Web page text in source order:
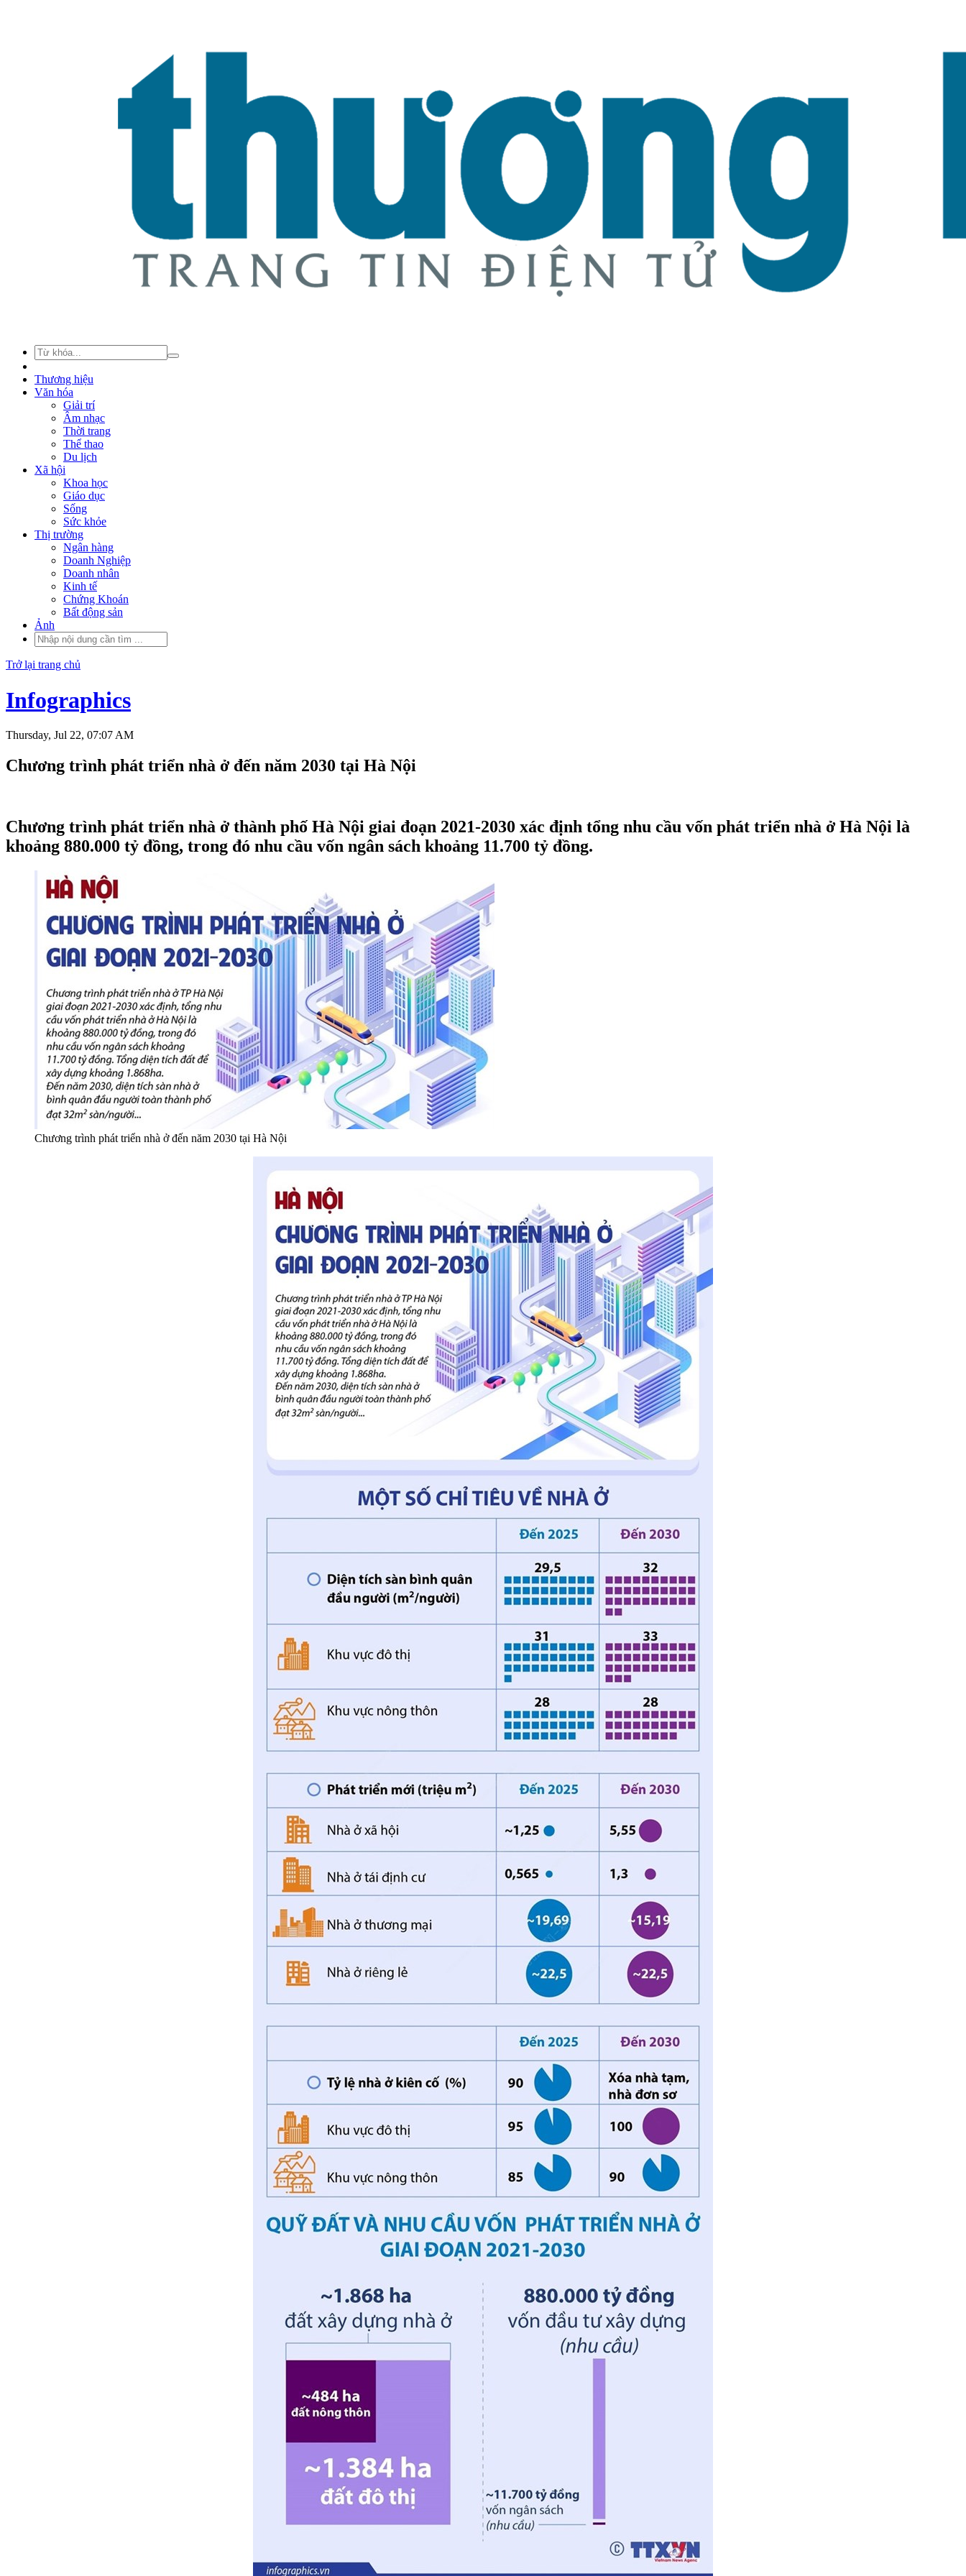
Thương hiệu
Văn hóa
Giải trí
Âm nhạc
Thời trang
Thể thao
Du lịch
Xã hội
Khoa học
Giáo dục
Sống
Sức khỏe
Thị trường
Ngân hàng
Doanh Nghiệp
Doanh nhân
Kinh tế
Chứng Khoán
Bất động sản
Ảnh
Trở lại trang chủ
Infographics
Thursday, Jul 22, 07:07 AM
Chương trình phát triển nhà ở đến năm 2030 tại Hà Nội
Chương trình phát triển nhà ở thành phố Hà Nội giai đoạn 2021-2030 xác định tổng nhu cầu vốn phát triển nhà ở Hà Nội là
khoảng 880.000 tỷ đồng, trong đó nhu cầu vốn ngân sách khoảng 11.700 tỷ đồng.
Chương trình phát triển nhà ở đến năm 2030 tại Hà Nội